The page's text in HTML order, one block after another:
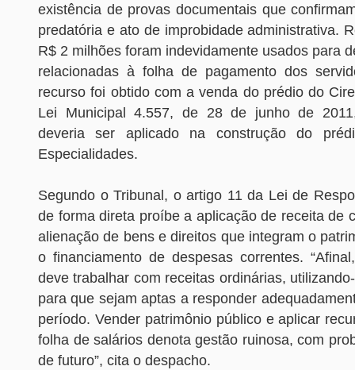
existência de provas documentais que
predatória e ato de improbidade administrativa.
R$ 2 milhões foram indevidamente usados para
relacionadas à folha de pagamento dos
recurso foi obtido com a venda do prédio do
Lei Municipal 4.557, de 28 de junho de
deveria ser aplicado na construção do
Especialidades.
Segundo o Tribunal, o artigo 11 da Lei de
de forma direta proíbe a aplicação de receita de
alienação de bens e direitos que integram o
o financiamento de despesas correntes.
deve trabalhar com receitas ordinárias,
para que sejam aptas a responder
período. Vender patrimônio público e aplicar
folha de salários denota gestão ruinosa, com
de futuro”, cita o despacho.